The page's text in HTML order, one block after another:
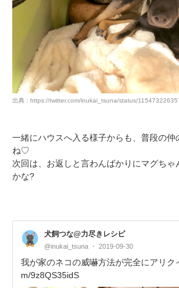
出典 : https://twitter.com/inukai_tsuna/status/
一緒にハウスへ入る様子からも、普段の仲
ね♡
次回は、お返しと言わんばかりにマグち
かな?
犬飼つな@力尽きレシピ
@inukai_tsuna 2019-09-30
我が家のネコの威嚇方法が完全にアリ
m/9z8QS35idS